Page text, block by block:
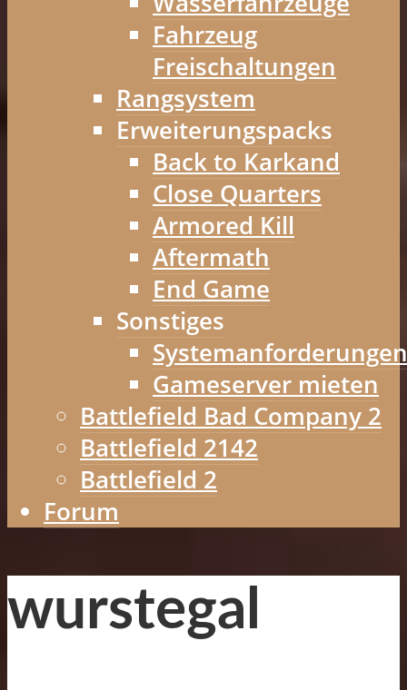
Fahrzeug
Freischaltungen
Rangsystem
Erweiterungspacks
Back to Karkand
Close Quarters
Armored Kill
Aftermath
End Game
Sonstiges
Systemanforderungen
Gameserver mieten
Battlefield Bad Company 2
Battlefield 2142
Battlefield 2
Forum
wurstegal